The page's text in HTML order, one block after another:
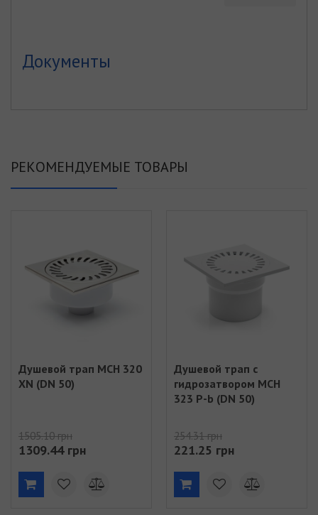
Документы
РЕКОМЕНДУЕМЫЕ ТОВАРЫ
Душевой трап MCH 320
XN (DN 50)
1505.10 грн
1309.44 грн
Душевой трап с
гидрозатвором MCH
323 Р-b (DN 50)
254.31 грн
221.25 грн